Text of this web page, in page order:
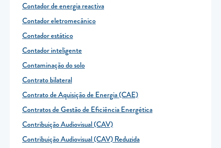
Contador de energia reactiva
Contador eletromecânico
Contador estático
Contador inteligente
Contaminação do solo
Contrato bilateral
Contrato de Aquisição de Energia (CAE)
Contratos de Gestão de Eficiência Energética
Contribuição Audiovisual (CAV)
Contribuição Audiovisual (CAV) Reduzida